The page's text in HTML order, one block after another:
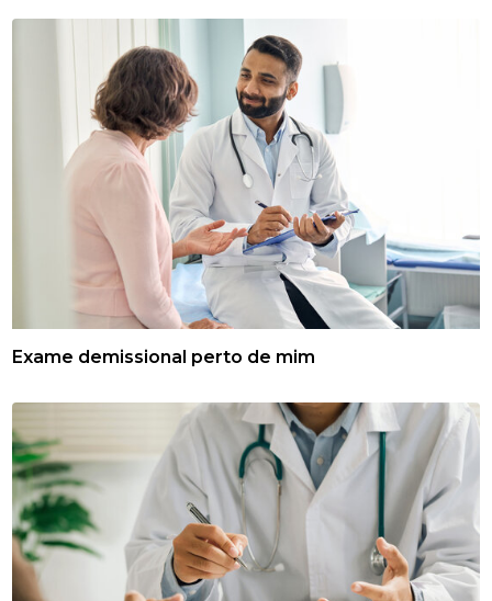
Exame demissional perto de mim